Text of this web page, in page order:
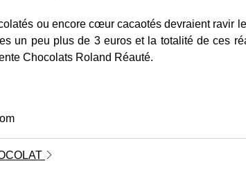
ou encore cœur cacaotés devraient ravir
un peu plus de 3 euros et la totalité de ces
Chocolats Roland Réauté.